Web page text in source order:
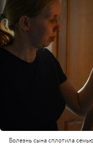
Болезнь сына сплотила семью